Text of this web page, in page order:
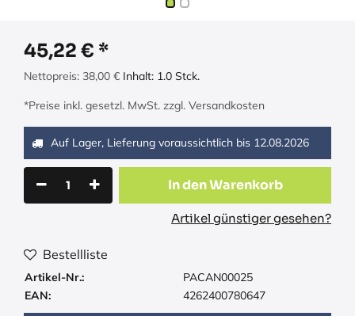
45,22 €
Nettopreis: 38,00 € Inhalt: 1.0 Stck.
*Preise inkl. gesetzl. MwSt. zzgl. Versandkosten
Auf Lager, Lieferung voraussichtlich bis 12.08.2026
In den Warenkorb
Artikel günstiger gesehen?
Bestellliste
Artikel-Nr.:
PACAN00025
EAN:
4262400780647